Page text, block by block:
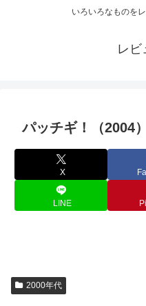
いろいろなものを
レビ
パッチギ！（2004）
X
LINE
2000年代